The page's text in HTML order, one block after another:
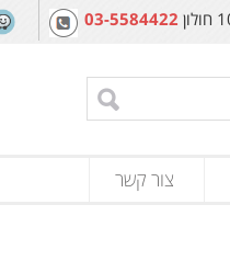
03-5584422
צור קשר